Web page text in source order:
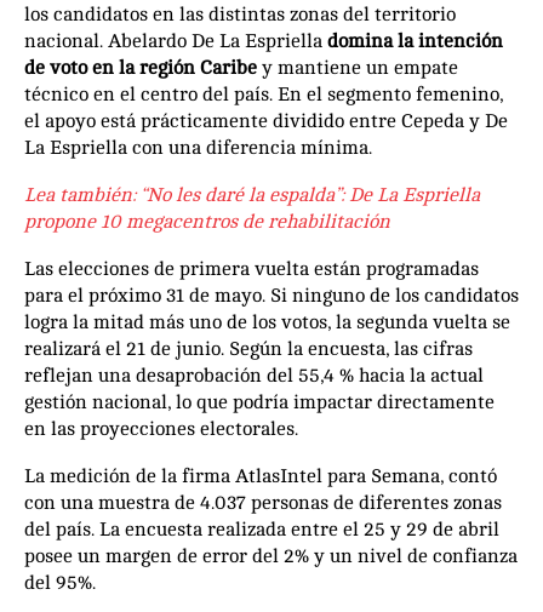
los candidatos en las distintas zonas del territorio
nacional. Abelardo De La Espriella domina la intención
de voto en la región Caribe y mantiene un empate
técnico en el centro del país. En el segmento femenino,
el apoyo está prácticamente dividido entre Cepeda y De
La Espriella con una diferencia mínima.
Lea también: “No les daré la espalda”: De La Espriella
propone 10 megacentros de rehabilitación
Las elecciones de primera vuelta están programadas
para el próximo 31 de mayo. Si ninguno de los candidatos
logra la mitad más uno de los votos, la segunda vuelta se
realizará el 21 de junio. Según la encuesta, las cifras
reflejan una desaprobación del 55,4 % hacia la actual
gestión nacional, lo que podría impactar directamente
en las proyecciones electorales.
La medición de la firma AtlasIntel para Semana, contó
con una muestra de 4.037 personas de diferentes zonas
del país. La encuesta realizada entre el 25 y 29 de abril
posee un margen de error del 2% y un nivel de confianza
del 95%.